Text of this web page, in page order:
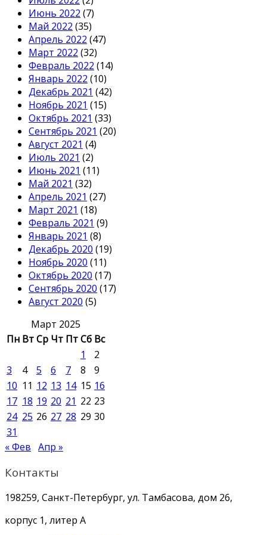
Июнь 2022 (7)
Май 2022 (35)
Апрель 2022 (47)
Март 2022 (32)
Февраль 2022 (14)
Январь 2022 (10)
Декабрь 2021 (42)
Ноябрь 2021 (15)
Октябрь 2021 (33)
Сентябрь 2021 (20)
Август 2021 (4)
Июль 2021 (2)
Июнь 2021 (11)
Май 2021 (32)
Апрель 2021 (27)
Март 2021 (18)
Февраль 2021 (9)
Январь 2021 (8)
Декабрь 2020 (19)
Ноябрь 2020 (11)
Октябрь 2020 (17)
Сентябрь 2020 (17)
Август 2020 (5)
Март 2025
Пн ВтСр Чт ПтСб Вс
1
2
3
4 5 6 7 8
9
10 11 12 13 14 15 16
17 18 19 20 21 22 23
24 25 26 27 28 29 30
31
« Фев Апр »
Контакты
198259, Санкт-Петербург, ул. Тамбасова, дом 26,
корпус 1, литер А